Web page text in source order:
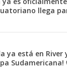
llega
ya está en River
Sudamericana!